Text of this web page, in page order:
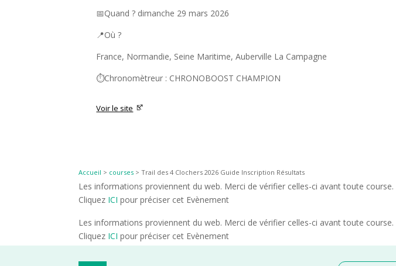
📅Quand ? dimanche 29 mars 2026
📍Où ?
France, Normandie, Seine Maritime, Auberville La Campagne
⏱️Chronomètreur : CHRONOBOOST CHAMPION
Voir le site
Accueil > courses >Trail des 4 Clochers 2026 Guide Inscription Résultats
Les informations proviennent du web. Merci de vérifier celles-ci avant toute course.
Cliquez ICI pour préciser cet Evènement
Les informations proviennent du web. Merci de vérifier celles-ci avant toute course.
Cliquez ICI pour préciser cet Evènement